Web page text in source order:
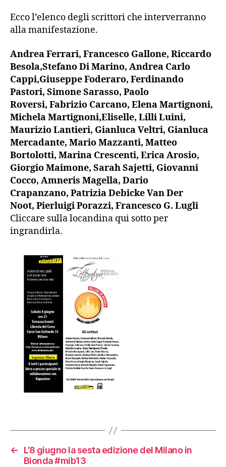
Ecco l’elenco degli scrittori che interverranno
alla manifestazione.
Andrea Ferrari, Francesco Gallone, Riccardo
Besola,Stefano Di Marino, Andrea Carlo
Cappi,Giuseppe Foderaro, Ferdinando
Pastori, Simone Sarasso, Paolo
Roversi, Fabrizio Carcano, Elena Martignoni,
Michela Martignoni,Eliselle, Lilli Luini,
Maurizio Lantieri, Gianluca Veltri, Gianluca
Mercadante, Mario Mazzanti, Matteo
Bortolotti, Marina Crescenti, Erica Arosio,
Giorgio Maimone, Sarah Sajetti, Giovanni
Cocco, Amneris Magella, Dario
Crapanzano, Patrizia Debicke Van Der
Noot, Pierluigi Porazzi, Francesco G. Lugli
Cliccare sulla locandina qui sotto per
ingrandirla.
←
L’8 giugno la sesta edizione del Milano in
Bionda #mib13